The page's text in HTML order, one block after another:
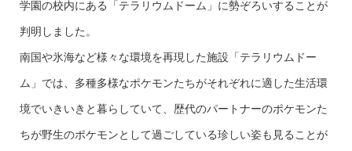
学園の校内にある「テラリウムドーム」に勢ぞろいすることが
判明しました。
南国や氷海など様々な環境を再現した施設「テラリウムドー
ム」では、多種多様なポケモンたちがそれぞれに適した生活環
境でいきいきと暮らしていて、歴代のパートナーのポケモンた
ちが野生のポケモンとして過ごしている珍しい姿も見ることが